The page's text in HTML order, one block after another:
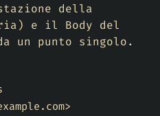
della
e il Body del
un punto singolo.